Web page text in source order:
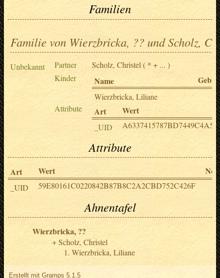
Familien
Familie von Wierzbricka, ?? und Scholz,
Unbekannt Partner Scholz, Christel ( * + ... )
Kinder
Name
Wierzbricka, Liliane
Attribute
Art Wert
_UID
Attribute
Art Wert
_UID 59E80161C0220842B87B8C2A2CBD752C426F
Ahnentafel
Wierzbricka, ??
Scholz, Christel
Wierzbricka, Liliane
Erstellt mit Gramps 5.1.5